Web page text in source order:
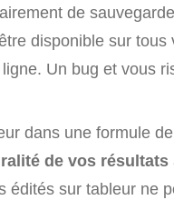
de
disponible sur tous
Un bug et vous
dans une formule
de vos résultats
édités sur tableur ne